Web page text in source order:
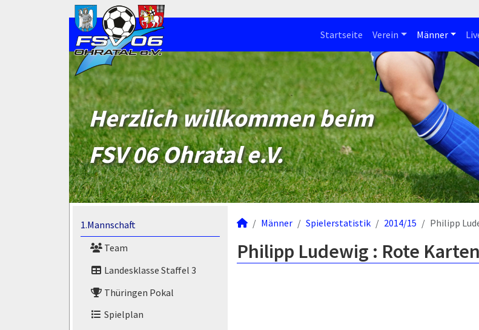
Startseite Verein Männer
Herzlich willkommen beim
FSV 06 Ohratal e.V.
1.Mannschaft
Team
Landesklasse Staffel 3
Thüringen Pokal
Spielplan
Männer Spielerstatistik 2014/15 Philipp
Philipp Ludewig : Rote